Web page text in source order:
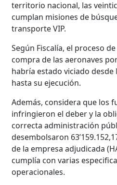
territorio nacional, las
cumplan misiones de
transporte VIP.
Según Fiscalía, el proceso
compra de las aeronaves
habría estado viciado
hasta su ejecución.
Además, considera que los
infringieron el deber y la
correcta administración
desembolsaron
de la empresa adjudicada
cumplía con varias
operacionales.